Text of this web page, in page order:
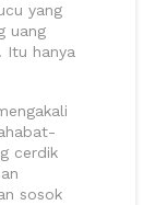
yang
uang
Itu hanya
cerdik
sosok